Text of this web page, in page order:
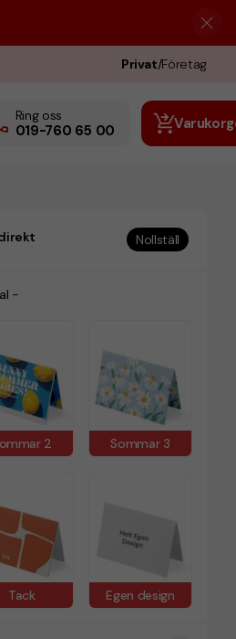
Privat/Företag
Ring oss
019-760 65 00
Nollställ
-
2 Sommar 3
Tack Egen design